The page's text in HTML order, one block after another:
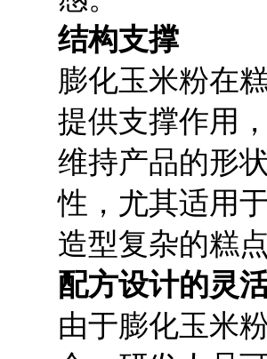
结构支撑
膨化玉米粉在
提供支撑作用
维持产品的形
性，尤其适用
造型复杂的糕点
配方设计的灵
由于膨化玉米